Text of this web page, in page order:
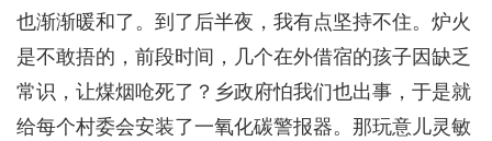
也渐渐暖和了。到了后半夜，我有点坚持不住。炉火
是不敢捂的，前段时间，几个在外借宿的孩子因缺乏
常识，让煤烟呛死了？乡政府怕我们也出事，于是就
给每个村委会安装了一氧化碳警报器。那玩意儿灵敏